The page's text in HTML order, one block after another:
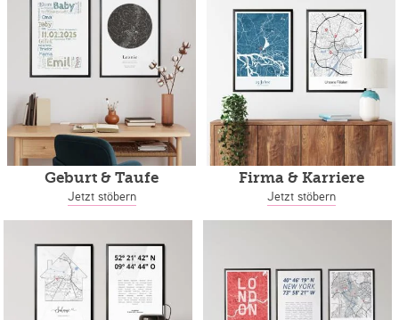
Geburt & Taufe
Jetzt stöbern
Firma & Karriere
Jetzt stöbern